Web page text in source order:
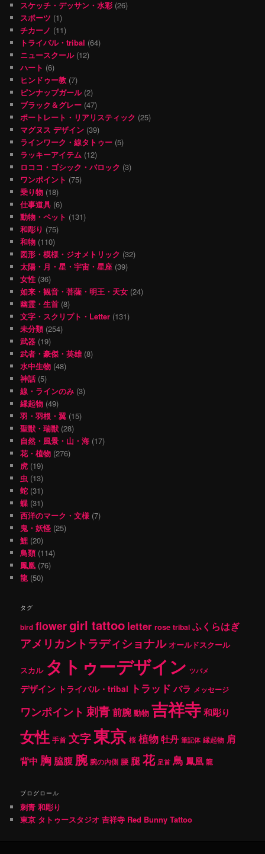
スケッチ・デッサン・水彩 (26)
スポーツ (1)
チカーノ (11)
トライバル・tribal (64)
ニュースクール(12)
ハート (6)
ヒンドゥー教 (7)
ピンナップガール(2)
ブラック＆グレー (47)
ポートレート・リアリスティック (25)
マグヌス デザイン (39)
ラインワーク・線タトゥー (5)
ラッキーアイテム (12)
ロココ・ゴシック・バロック (3)
ワンポイント (75)
乗り物 (18)
仕事道具 (6)
動物・ペット (131)
和彫り (75)
和物 (110)
図形・模様・ジオメトリック (32)
太陽・月・星・宇宙・星座 (39)
女性 (36)
如来・観音・菩薩・明王・天女 (24)
幽霊・生首 (8)
文字・スクリプト・Letter (131)
未分類(254)
武器 (19)
武者・豪傑・英雄(8)
水中生物 (48)
神話 (5)
線・ラインのみ (3)
縁起物 (49)
羽・羽根・翼 (15)
聖獣・瑞獣 (28)
自然・風景・山・海 (17)
花・植物 (276)
虎 (19)
虫 (13)
蛇 (31)
蝶 (31)
西洋のマーク・文様 (7)
鬼・妖怪 (25)
鯉 (20)
鳥類(114)
鳳凰 (76)
龍 (50)
タグ
bird flowergirl tattoo letter rose tribal ふくらはぎ
アメリカントラディショナル オールドスクール
スカル タトゥーデザイン ツバメ
デザイン トライバル・tribal トラッド バラ メッセージ
ワンポイント 刺青前腕 動物 吉祥寺和彫り
女性 手首 文字東京 桜 植物牡丹 筆記体 縁起物 肩
背中 胸 脇腹 腕 腕の内側 腰 腿花 足首 鳥 鳳凰 龍
ブログロール
刺青 和彫り
東京 タトゥースタジオ 吉祥寺 Red Bunny Tattoo